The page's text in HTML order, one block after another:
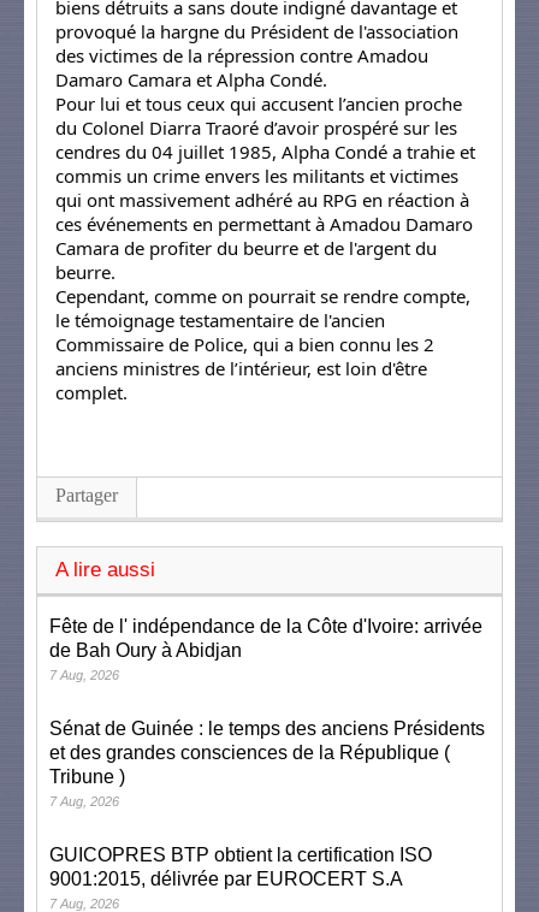
biens détruits a sans doute indigné davantage et
provoqué la hargne du Président de l'association
des victimes de la répression contre Amadou
Damaro Camara et Alpha Condé.
Pour lui et tous ceux qui accusent l’ancien proche
du Colonel Diarra Traoré d’avoir prospéré sur les
cendres du 04 juillet 1985, Alpha Condé a trahie et
commis un crime envers les militants et victimes
qui ont massivement adhéré au RPG en réaction à
ces événements en permettant à Amadou Damaro
Camara de profiter du beurre et de l'argent du
beurre.
Cependant, comme on pourrait se rendre compte,
le témoignage testamentaire de l'ancien
Commissaire de Police, qui a bien connu les 2
anciens ministres de l’intérieur, est loin d'être
complet.
Partager
A lire aussi
Fête de l' indépendance de la Côte d'Ivoire: arrivée
de Bah Oury à Abidjan
7 Aug, 2026
Sénat de Guinée : le temps des anciens Présidents
et des grandes consciences de la République (
Tribune )
7 Aug, 2026
GUICOPRES BTP obtient la certification ISO
9001:2015, délivrée par EUROCERT S.A
7 Aug, 2026